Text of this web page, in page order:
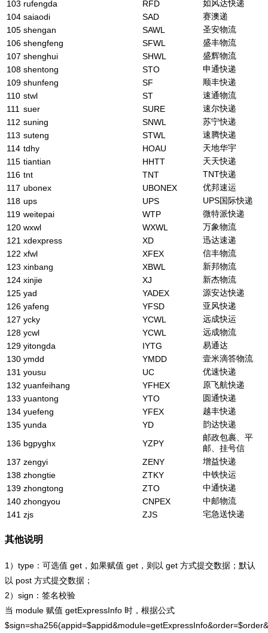
103 rufengda RFD
如风达快递
104 saiaodi SAD
赛澳递
105 shengan SAWL
圣安物流
106 shengfeng SFWL
盛丰物流
107 shenghui SHWL
盛辉物流
108 shentong STO
申通快递
109 shunfeng SF
顺丰快递
110 stwl ST
速通物流
111 suer SURE
速尔快递
112 suning SNWL
苏宁快递
113 suteng STWL
速腾快递
114 tdhy HOAU
天地华宇
115 tiantian HHTT
天天快递
116 tnt TNT
TNT快递
117 ubonex UBONEX
优邦速运
118 ups UPS
UPS国际快递
119 weitepai WTP
微特派快递
120 wxwl WXWL
万象物流
121 xdexpress XD
迅达速递
122 xfwl XFEX
信丰物流
123 xinbang XBWL
新邦物流
124 xinjie XJ
新杰物流
125 yad YADEX
源安达快递
126 yafeng YFSD
亚风快递
127 ycky YCWL
远成快运
128 ycwl YCWL
远成物流
129 yitongda IYTG
易通达
130 ymdd YMDD
壹米滴答物流
131 yousu UC
优速快递
132 yuanfeihang YFHEX
原飞航快递
133 yuantong YTO
圆通快递
134 yuefeng YFEX
越丰快递
135 yunda YD
韵达快递
136 bgpyghx YZPY
邮政包裹、平
邮、挂号信
137 zengyi ZENY
增益快递
138 zhongtie ZTKY
中铁快运
139 zhongtong ZTO
中通快递
140 zhongyou CNPEX
中邮物流
141 zjs ZJS 宅急送快递
其他说明
1）type：可选值 get，如果赋值 get，则以 get 方式提交数据；默认
以 post 方式提交数据；
2）sign：签名校验
当 module 赋值 getExpressInfo 时，根据公式